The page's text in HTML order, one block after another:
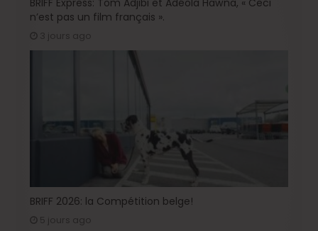
BRIFF Express: Tom Adjibi et Adéola Hawna, « Ceci
n’est pas un film français ».
3 jours ago
BRIFF 2026: la Compétition belge!
5 jours ago